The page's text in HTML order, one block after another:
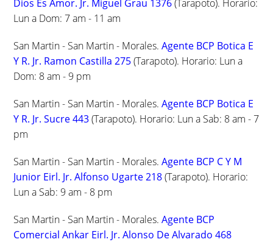
Dios Es Amor. Jr. Miguel Grau 1376(Tarapoto). Horario:
Lun a Dom: 7 am - 11 am
San Martin - San Martin - Morales.Agente BCP Botica E
Y R. Jr. Ramon Castilla 275(Tarapoto). Horario: Lun a
Dom: 8 am - 9 pm
San Martin - San Martin - Morales.Agente BCP Botica E
Y R. Jr. Sucre 443(Tarapoto). Horario: Lun a Sab: 8 am - 7
pm
San Martin - San Martin - Morales.Agente BCP C Y M
Junior Eirl. Jr. Alfonso Ugarte 218(Tarapoto). Horario:
Lun a Sab: 9 am - 8 pm
San Martin - San Martin - Morales.Agente BCP
Comercial Ankar Eirl. Jr. Alonso De Alvarado 468